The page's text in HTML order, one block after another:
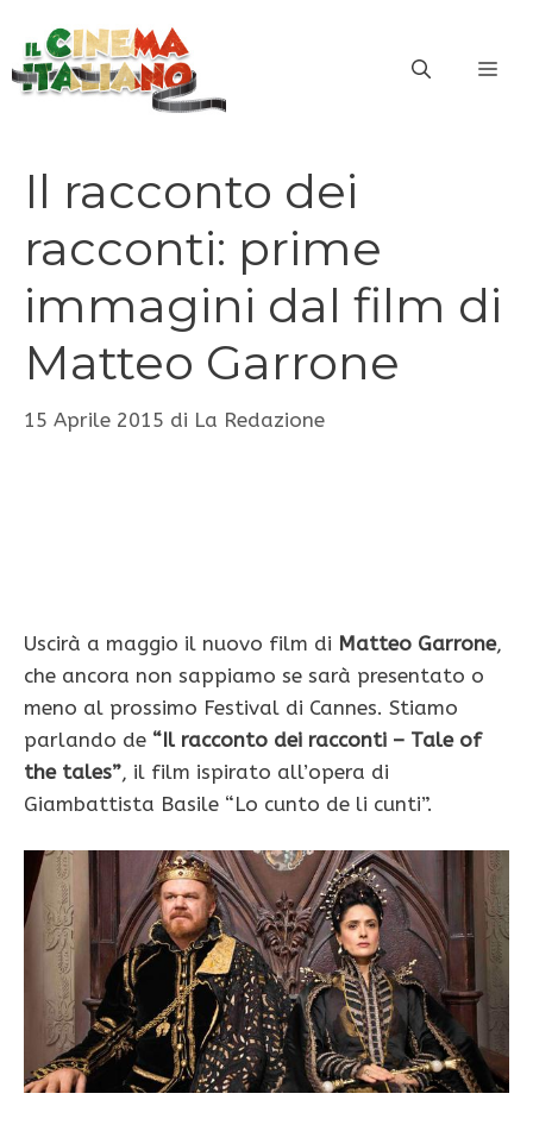
contenuto
Il racconto dei
racconti: prime
immagini dal film di
Matteo Garrone
15 Aprile 2015 di La Redazione
Uscirà a maggio il nuovo film di Matteo Garrone,
che ancora non sappiamo se sarà presentato o
meno al prossimo Festival di Cannes. Stiamo
parlando de “Il racconto dei racconti – Tale of
the tales”, il film ispirato all’opera di
Giambattista Basile “Lo cunto de li cunti”.